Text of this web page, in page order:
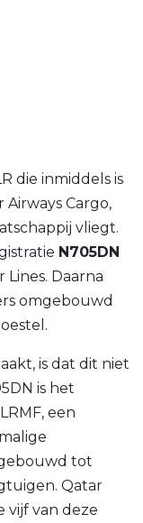
die inmiddels is
Cargo,
vliegt.
N705DN
Daarna
omgebouwd
is dat dit niet
is het
een
tot
Qatar
vijf van deze